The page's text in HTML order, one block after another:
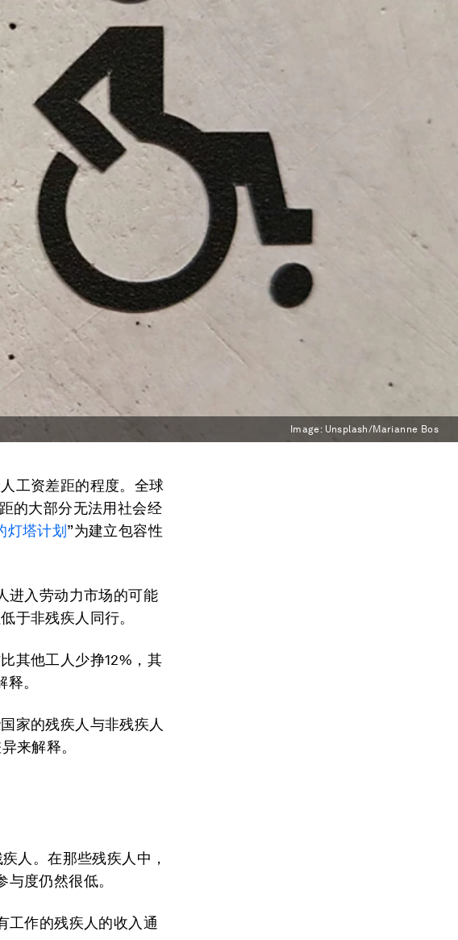
Image: Unsplash/Marianne Bos
工资差距的程度。全球
的大部分无法用社会经
灯塔计划 ”为建立包容性
进入劳动力市场的可能
于非残疾人同行。
其他工人少挣12%，其
。
家的残疾人与非残疾人
来解释。
人。在那些残疾人中，
度仍然很低。
工作的残疾人的收入通